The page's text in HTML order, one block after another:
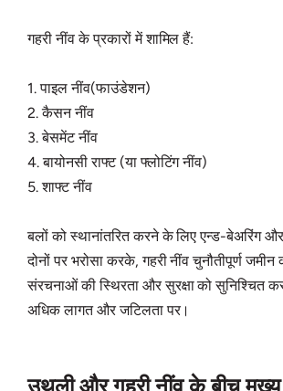
गहरी नींव के प्रकारों में शामिल हैं:
1. पाइल नींव(फाउंडेशन)
2. कैसन नींव
3. बेसमेंट नींव
4. बायोनसी राफ्ट (या फ्लोटिंग नींव)
5. शाफ्ट नींव
बलों को स्थानांतरित करने के लिए एन्ड-बेअरिंग
दोनों पर भरोसा करके, गहरी नींव चुनौतीपूर्ण जमीन
संरचनाओं की स्थिरता और सुरक्षा को सुनिश्चित
अधिक लागत और जटिलता पर।